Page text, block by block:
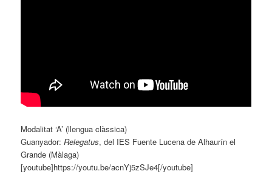
Modalitat ‘A’ (llengua clàssica)
Guanyador:Relegatus, del IES Fuente Lucena de Alhaurín el
Grande (Màlaga)
[youtube]https://youtu.be/acnYj5zSJe4[/youtube]